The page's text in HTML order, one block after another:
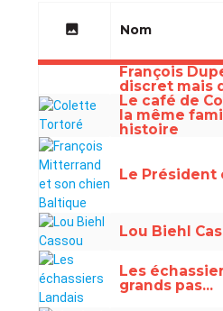
image Nom
François
discret mais
Le café de
la même
histoire
Le Président
Lou Biehl
Les
grands pas...